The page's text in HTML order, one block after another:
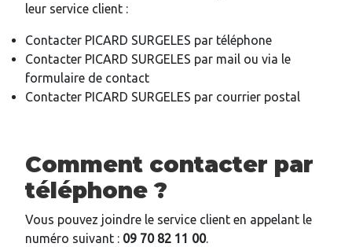
leur service client :
Contacter PICARD SURGELES par téléphone
Contacter PICARD SURGELES par mail ou via le
formulaire de contact
Contacter PICARD SURGELES par courrier postal
Comment contacter par
téléphone ?
Vous pouvez joindre le service client en appelant le
numéro suivant : 09 70 82 11 00.